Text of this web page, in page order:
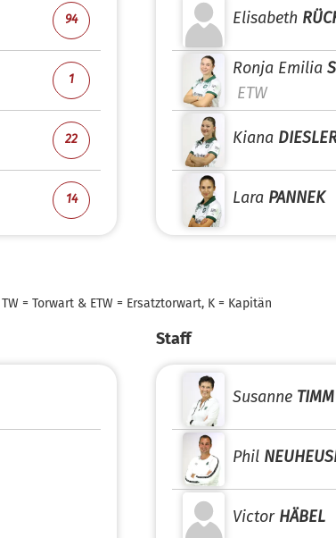
94
1
22
14
Elisabeth
Ronja Emilia
ETW
Kiana
Lara PANNEK
TW = Torwart & ETW = Ersatztorwart, K = Kapitän
Staff
Susanne TIMM
Phil
Victor HÄBEL